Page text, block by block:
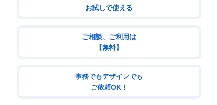
お試しで使える
ご相談、ご利用は
【無料】
事務でもデザインでも
ご依頼OK！